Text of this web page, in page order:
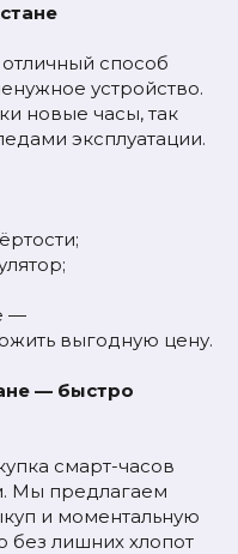
способ
устройство.
новые часы, так
эксплуатации.
—
выгодную цену.
— быстро
смарт-часов
Мы предлагаем
и моментальную
без лишних хлопот